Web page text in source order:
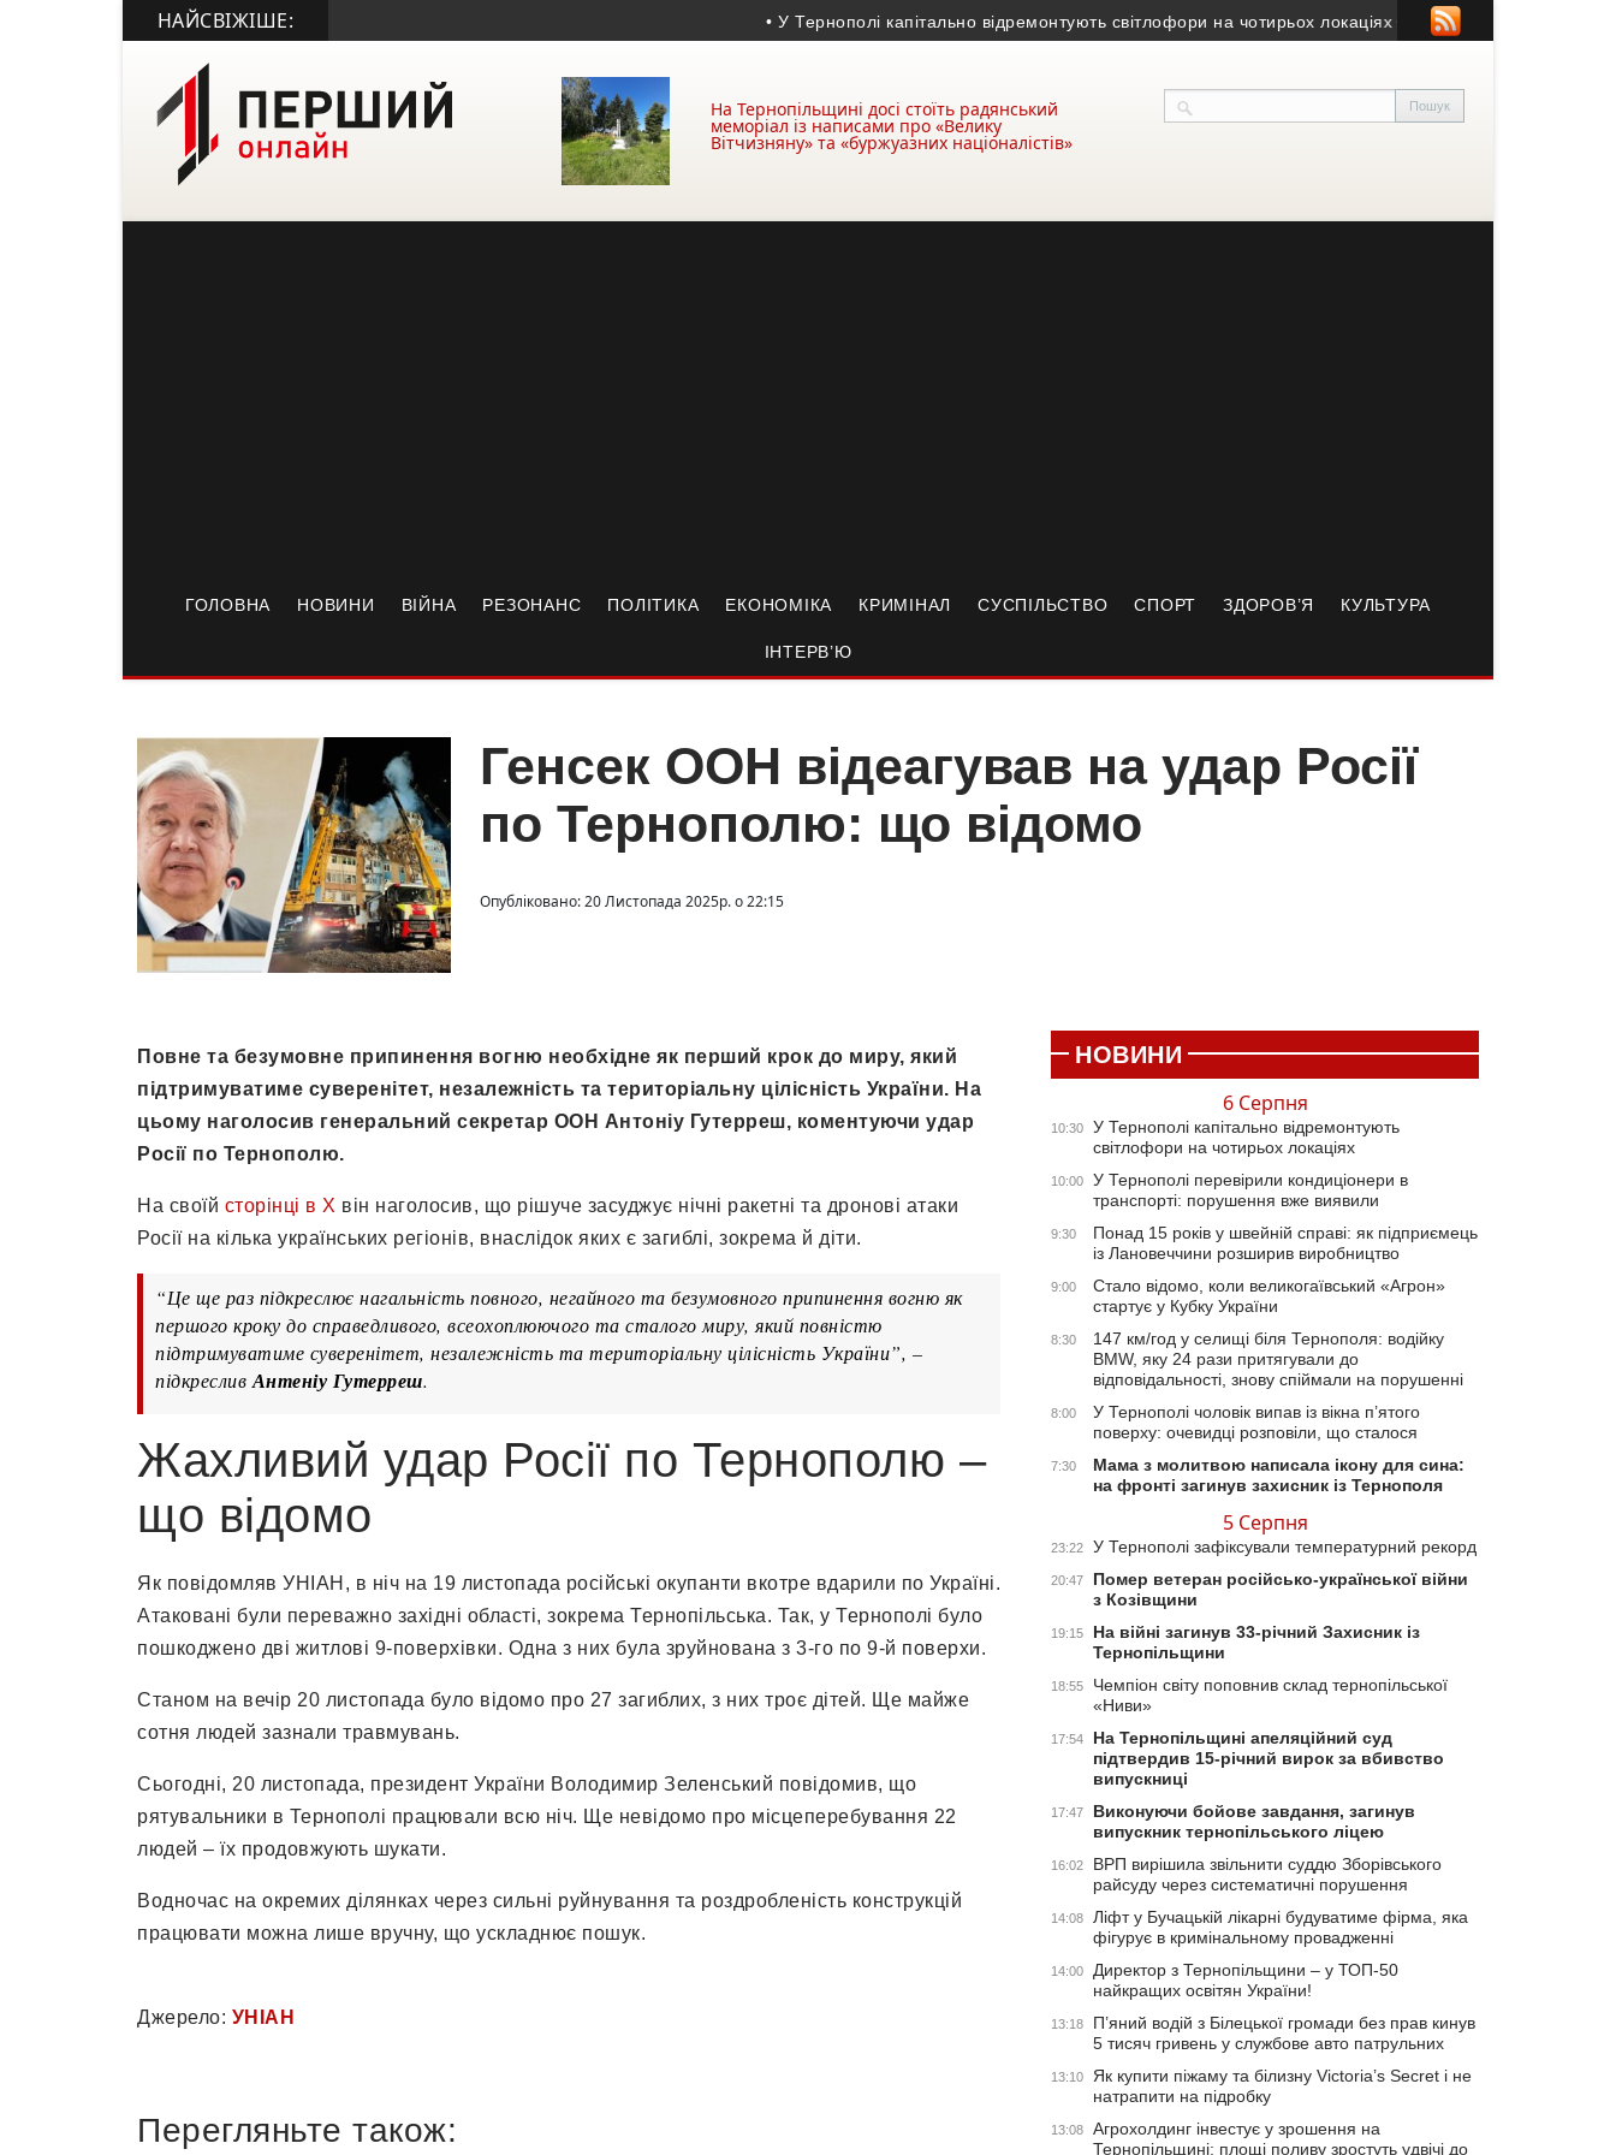
НАЙСВІЖІШЕ: • У Тернополі капітально відремонтують світлофори на чотирьох локаціях • У Тернополі перевірили
На Тернопільщині досі стоїть радянський
меморіал із написами про «Велику
Вітчизняну» та «буржуазних націоналістів»
ГОЛОВНА НОВИНИ ВІЙНА РЕЗОНАНС ПОЛІТИКА ЕКОНОМІКА КРИМІНАЛ СУСПІЛЬСТВО СПОРТ ЗДОРОВ’Я КУЛЬТУРА
ІНТЕРВ’Ю
Генсек ООН відеагував на удар Росії
по Тернополю: що відомо
Опубліковано: 20 Листопада 2025р. о 22:15
Повне та безумовне припинення вогню необхідне як перший крок до миру, який
підтримуватиме суверенітет, незалежність та територіальну цілісність України. На
цьому наголосив генеральний секретар ООН Антоніу Гутерреш, коментуючи удар
Росії по Тернополю.
На своїй сторінці в Х він наголосив, що рішуче засуджує нічні ракетні та дронові атаки
Росії на кілька українських регіонів, внаслідок яких є загиблі, зокрема й діти.
“Це ще раз підкреслює нагальність повного, негайного та безумовного припинення вогню як
першого кроку до справедливого, всеохоплюючого та сталого миру, який повністю
підтримуватиме суверенітет, незалежність та територіальну цілісність України”, –
підкреслив Антеніу Гутерреш.
Жахливий удар Росії по Тернополю –
що відомо
Як повідомляв УНІАН, в ніч на 19 листопада російські окупанти вкотре вдарили по Україні.
Атаковані були переважно західні області, зокрема Тернопільська. Так, у Тернополі було
пошкоджено дві житлові 9-поверхівки. Одна з них була зруйнована з 3-го по 9-й поверхи.
Станом на вечір 20 листопада було відомо про 27 загиблих, з них троє дітей. Ще майже
сотня людей зазнали травмувань.
Сьогодні, 20 листопада, президент України Володимир Зеленський повідомив, що
рятувальники в Тернополі працювали всю ніч. Ще невідомо про місцеперебування 22
людей – їх продовжують шукати.
Водночас на окремих ділянках через сильні руйнування та роздробленість конструкцій
працювати можна лише вручну, що ускладнює пошук.
Джерело: УНІАН
Перегляньте також:
НОВИНИ
6 Серпня
10:30
У Тернополі капітально відремонтують
світлофори на чотирьох локаціях
10:00
У Тернополі перевірили кондиціонери в
транспорті: порушення вже виявили
9:30
Понад 15 років у швейній справі: як підприємець
із Лановеччини розширив виробництво
9:00
Стало відомо, коли великогаївський «Агрон»
стартує у Кубку України
8:30
147 км/год у селищі біля Тернополя: водійку
BMW, яку 24 рази притягували до
відповідальності, знову спіймали на порушенні
8:00
У Тернополі чоловік випав із вікна п’ятого
поверху: очевидці розповіли, що сталося
7:30
Мама з молитвою написала ікону для сина:
на фронті загинув захисник із Тернополя
5 Серпня
23:22 У Тернополі зафіксували температурний рекорд
20:47
Помер ветеран російсько-української війни
з Козівщини
19:15
На війні загинув 33-річний Захисник із
Тернопільщини
18:55
Чемпіон світу поповнив склад тернопільської
«Ниви»
17:54
На Тернопільщині апеляційний суд
підтвердив 15-річний вирок за вбивство
випускниці
17:47
Виконуючи бойове завдання, загинув
випускник тернопільського ліцею
16:02
ВРП вирішила звільнити суддю Зборівського
райсуду через систематичні порушення
14:08
Ліфт у Бучацькій лікарні будуватиме фірма, яка
фігурує в кримінальному провадженні
14:00
Директор з Тернопільщини – у ТОП-50
найкращих освітян України!
13:18
П’яний водій з Білецької громади без прав кинув
5 тисяч гривень у службове авто патрульних
13:10
Як купити піжаму та білизну Victoria’s Secret і не
натрапити на підробку
13:08
Агрохолдинг інвестує у зрошення на
Тернопільщині: площі поливу зростуть удвічі до